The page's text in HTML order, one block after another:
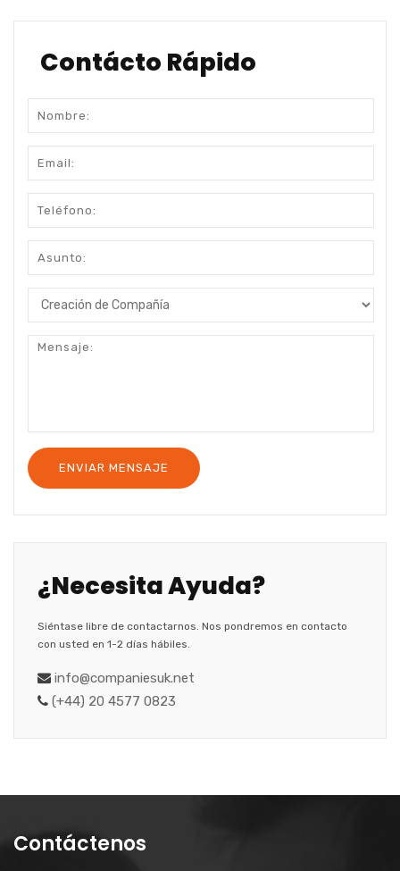
Contácto Rápido
¿Necesita Ayuda?
Siéntase libre de contactarnos. Nos pondremos en contacto
con usted en 1-2 días hábiles.
info@companiesuk.net
(+44) 20 4577 0823
Contáctenos